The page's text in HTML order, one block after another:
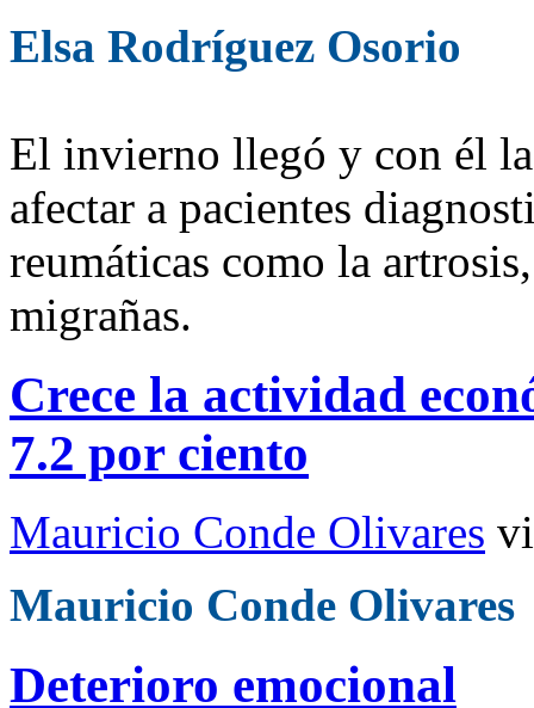
Elsa Rodríguez Osorio
El invierno llegó y con él
afectar a pacientes
reumáticas como la
migrañas.
Crece la actividad
7.2 por ciento
Mauricio Conde Olivares
Mauricio Conde Olivares
Deterioro emocional